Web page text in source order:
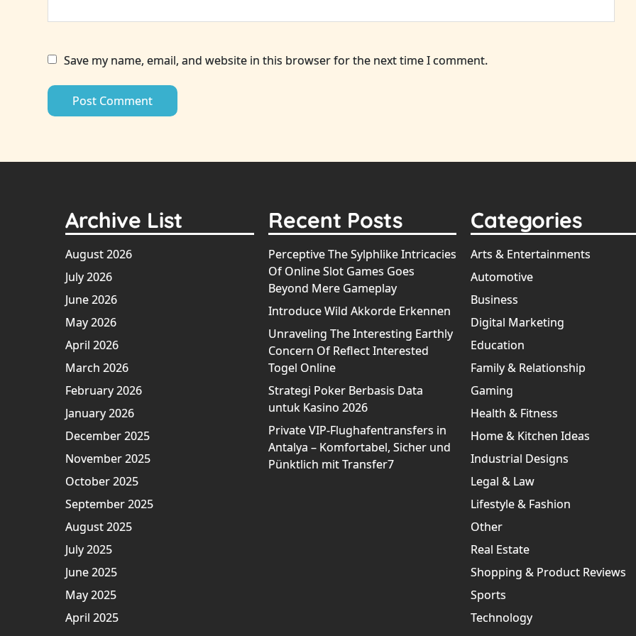
Save my name, email, and website in this browser for the next time I comment.
Archive List
August 2026
July 2026
June 2026
May 2026
April 2026
March 2026
February 2026
January 2026
December 2025
November 2025
October 2025
September 2025
August 2025
July 2025
June 2025
May 2025
April 2025
Recent Posts
Perceptive The Sylphlike Intricacies
Of Online Slot Games Goes
Beyond Mere Gameplay
Introduce Wild Akkorde Erkennen
Unraveling The Interesting Earthly
Concern Of Reflect Interested
Togel Online
Strategi Poker Berbasis Data
untuk Kasino 2026
Private VIP-Flughafentransfers in
Antalya – Komfortabel, Sicher und
Pünktlich mit Transfer7
Categories
Arts & Entertainments
Automotive
Business
Digital Marketing
Education
Family & Relationship
Gaming
Health & Fitness
Home & Kitchen Ideas
Industrial Designs
Legal & Law
Lifestyle & Fashion
Other
Real Estate
Shopping & Product Reviews
Sports
Technology